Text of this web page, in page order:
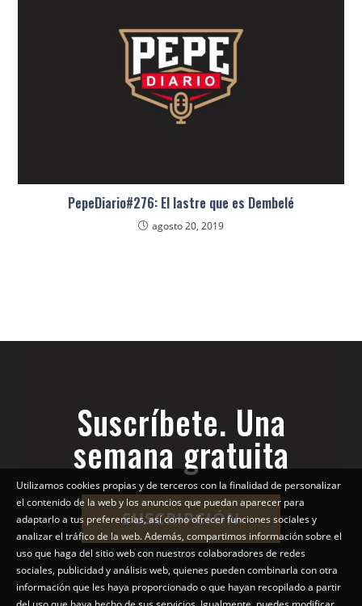
PepeDiario#276: El lastre que es Dembelé
agosto 20, 2019
Suscríbete. Una
semana gratuita
SUSCRIPCIÓN
Utilizamos cookies propias y de terceros con la finalidad de personalizar
el contenido de la web y los anuncios que puedan aparecer para
adaptarlo a tus preferencias, así como ofrecer funciones sociales y
analizar el tráfico de la web. Además, compartimos información sobre el
uso que haga del sitio web con nuestros colaboradores de redes
sociales, publicidad y análisis web, quienes pueden combinarla con otra
información que les haya proporcionado o que hayan recopilado a partir